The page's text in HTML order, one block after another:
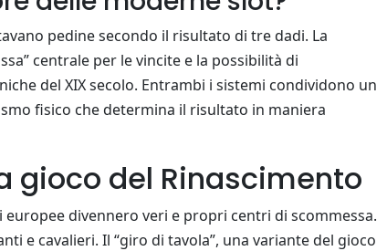
pedine secondo il risultato di tre dadi. La
centrale per le vincite e la possibilità di
del XIX secolo. Entrambi i sistemi condividono un
fisico che determina il risultato in maniera
gioco del Rinascimento
divennero veri e propri centri di scommessa.
e cavalieri. Il “giro di tavola”, una variante del gioco